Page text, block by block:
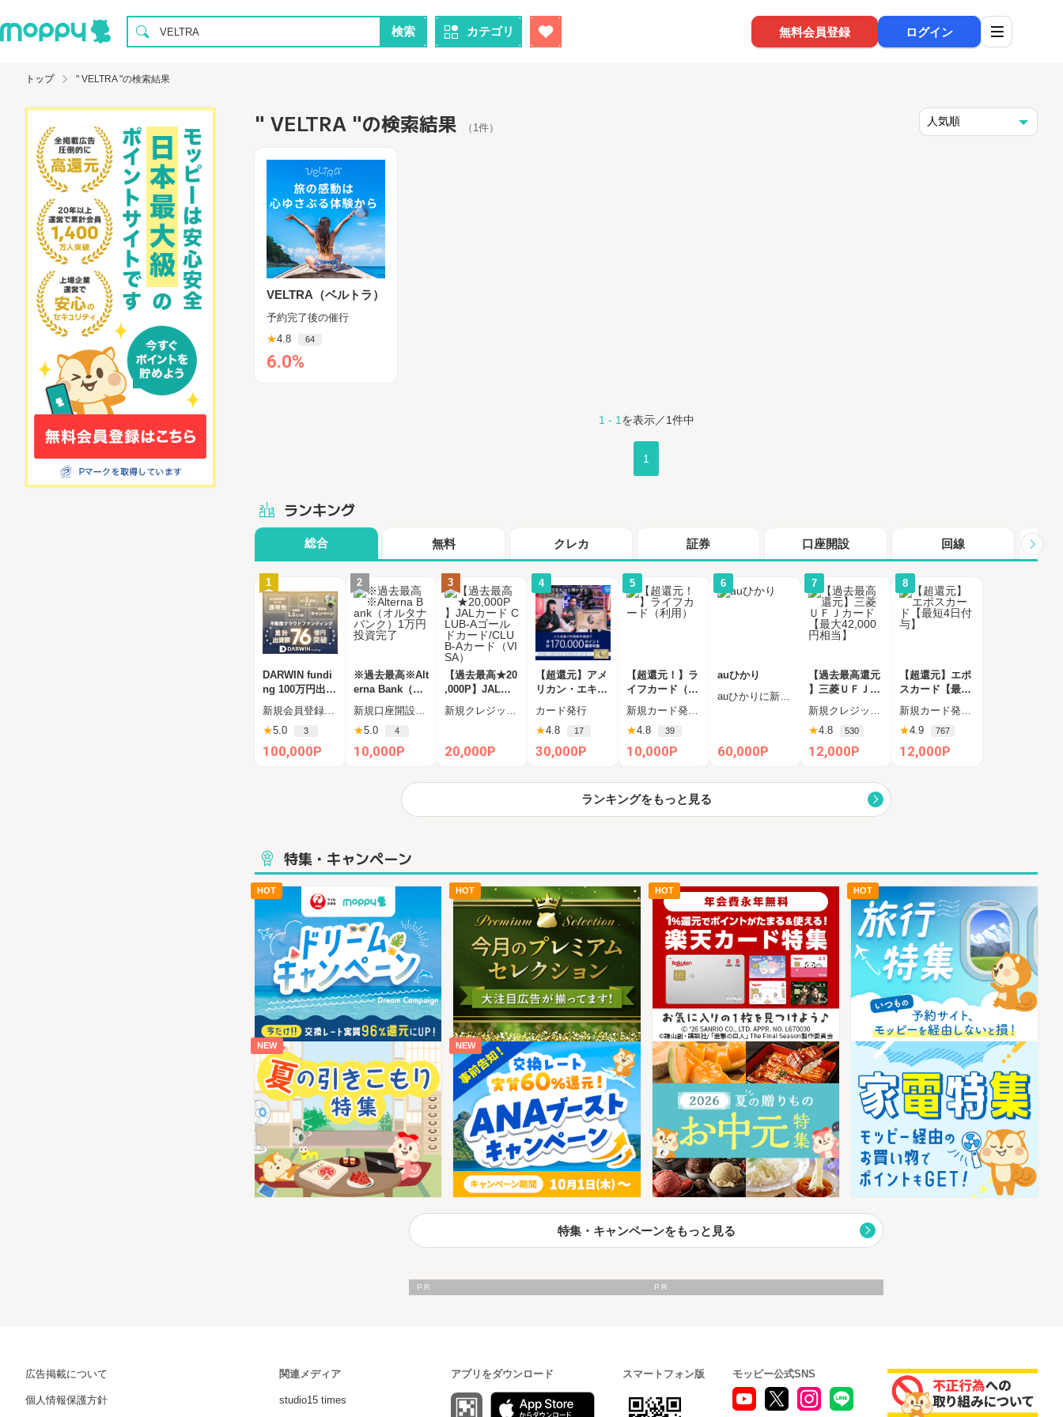
検索 カテゴリ 無料会員登録 ログイン
トップ " VELTRA "の検索結果
" VELTRA "の検索結果 （1件）
VELTRA（ベルトラ）
予約完了後の催行
★4.8 64
6.0%
1 - 1 を表示／1件中
1
ランキング
総合 無料 クレカ 証券 口座開設 回線
1
DARWIN fundi
ng 100万円出資
完了（ダーウィ
ンファンディン
グ）
★5.0 3
100,000P
2
※過去最高※Alt
erna Bank（オ
ルタナバンク）
1万円投資完了
★5.0 4
10,000P
3
【過去最高★20
,000P】JALカ
ード CLUB-Aゴ
ールドカード/C
VISA）
20,000P
4
【超還元】アメ
リカン・エキス
プレス・ビジネ
ス・ゴールド・
カード
カード発行
★4.8 17
30,000P
5
【超還元！】ラ
イフカード（利
用）
★4.8 39
10,000P
6
auひかり
60,000P
7
【過去最高還元
】三菱ＵＦＪカ
ード【最大42,0
00円相当】
★4.8 530
12,000P
8
【超還元】エポ
スカード【最短
4日付与】
★4.9 767
12,000P
ランキングをもっと見る
特集・キャンペーン
HOT HOT HOT HOT
NEW NEW
特集・キャンペーンをもっと見る
広告掲載について
個人情報保護方針
関連メディア
studio15 times
アプリをダウンロード スマートフォン版 モッピー公式SNS